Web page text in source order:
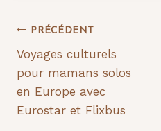
Navigation
de
l’article
PRÉCÉDENT
Voyages culturels
pour mamans solos
en Europe avec
Eurostar et Flixbus